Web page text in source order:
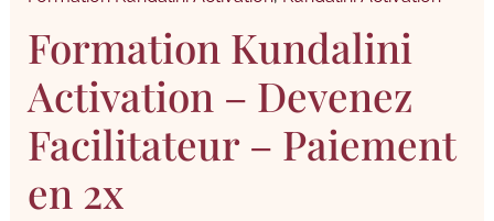
Formation Kundalini
Activation – Devenez
Facilitateur – Paiement
en 2x